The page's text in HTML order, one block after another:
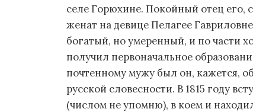
селе Горюхине. Покойный отец его,
женат на девице Пелагее
богатый, но умеренный, и по части
получил первоначальное
почтенному мужу был он, кажется,
русской словесности. В 1815 году
(числом не упомню), в коем и